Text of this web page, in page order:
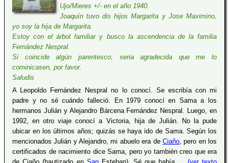
Ujo/Mieres +/- en el año 1940.
Joaquín tuvo dis hijos Margarita y Jose Maximino,
yo soy la hija de Margarita.
Estoy con el árbol familiar y busco la ascendencia de la familia
Fernández Nespral.
Si coincide algún parentesco, seria agradecida que me lo
cominicasen, por favor.
Saludis
A Leopoldo Fernández Nespral no lo conocí. Se escribía con mi
padre y no sé cuándo falleció. En 1979 conocí en Sama a los
hermanos Julián y Alejandro Bárcena Fernández Nespral. Luego, en
1992, en otro viaje conocí a Victoria, hija de Julián. No la pude
ubicar en los últimos años; quizás se haya ido de Sama. Según los
mencionados Julián y Alejandro, mi abuelo era de Ciaño, pero en los
certificados de nacimiento dice Sama, pero yo también creo que era